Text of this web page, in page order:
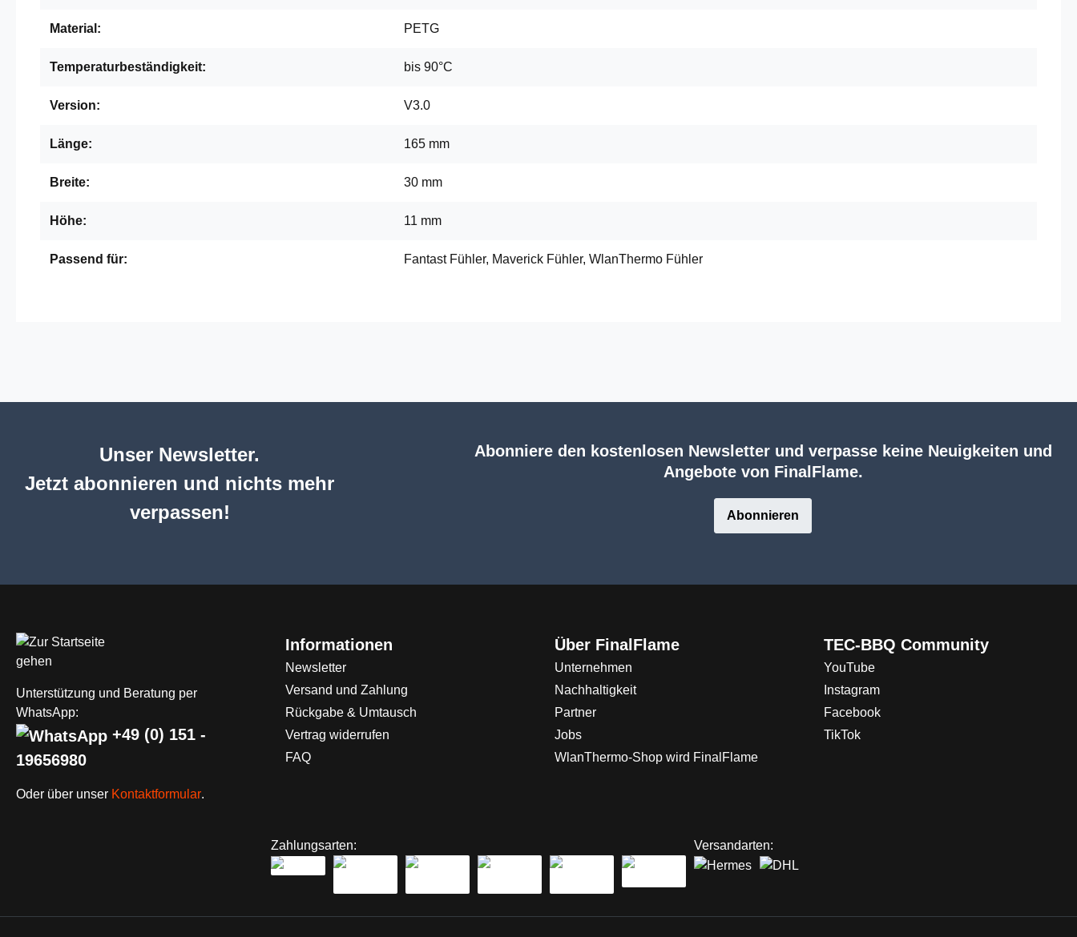
Material: PETG
Temperaturbeständigkeit: bis 90°C
Version: V3.0
Länge: 165 mm
Breite: 30 mm
Höhe: 11 mm
Passend für: Fantast Fühler, Maverick Fühler, WlanThermo Fühler
Unser Newsletter.
Jetzt abonnieren und nichts mehr
verpassen!
Abonniere den kostenlosen Newsletter und verpasse keine Neuigkeiten und
Angebote von FinalFlame.
Abonnieren
Unterstützung und Beratung per
WhatsApp:
+49 (0) 151 -
19656980
Oder über unser Kontaktformular.
Informationen
Newsletter
Versand und Zahlung
Rückgabe & Umtausch
Vertrag widerrufen
FAQ
Über FinalFlame
Unternehmen
Nachhaltigkeit
Partner
Jobs
WlanThermo-Shop wird FinalFlame
TEC-BBQ Community
YouTube
Instagram
Facebook
TikTok
Zahlungsarten: Versandarten: